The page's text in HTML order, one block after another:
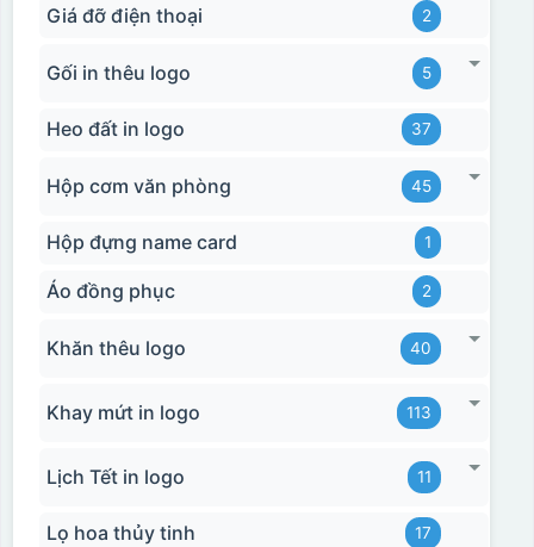
Giá đỡ điện thoại 2
Gối in thêu logo 5
Heo đất in logo 37
Hộp cơm văn phòng 45
Hộp đựng name card 1
Áo đồng phục 2
Khăn thêu logo 40
Khay mứt in logo 113
Lịch Tết in logo 11
Lọ hoa thủy tinh 17